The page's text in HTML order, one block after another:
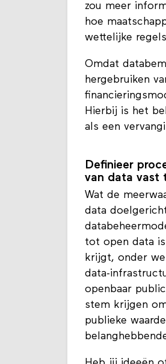
zou meer
hoe
wettelijke
Omdat
hergebruiken
Hierbij is het
als een
Definieer
van data vast
Wat de
data
tot open data
krijgt, onder
data-
openbaar
stem krijgen
publieke